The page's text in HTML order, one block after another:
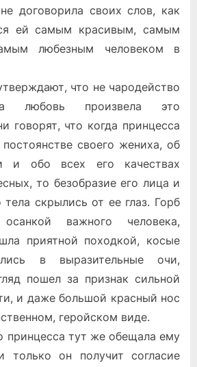
договорила своих слов, как
ей самым красивым, самым
любезным человеком в
что не чародейство
любовь произвела это
говорят, что когда принцесса
своего жениха, об
и обо всех его качествах
то безобразие его лица и
тела скрылись от ее глаз. Горб
важного человека,
приятной походкой, косые
в выразительные очи,
пошел за признак сильной
и даже большой красный нос
геройском виде.
принцесса тут же обещала ему
только он получит согласие